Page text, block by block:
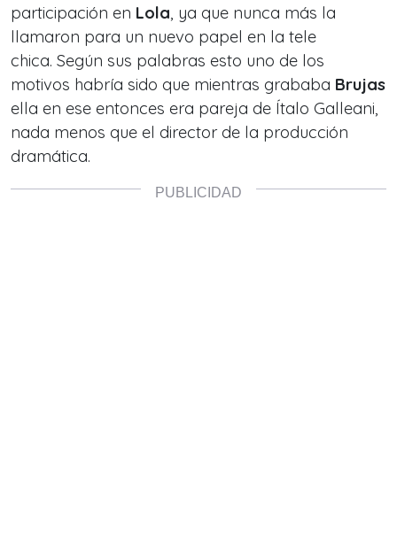
participación en Lola, ya que nunca más la
llamaron para un nuevo papel en la tele
chica. Según sus palabras esto uno de los
motivos habría sido que mientras grababa Brujas
ella en ese entonces era pareja de Ítalo Galleani,
nada menos que el director de la producción
dramática.